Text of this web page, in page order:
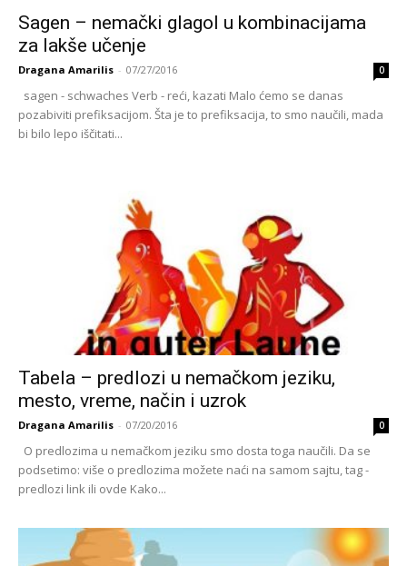
Sagen – nemački glagol u kombinacijama
za lakše učenje
Dragana Amarilis - 07/27/2016 0
sagen - schwaches Verb - reći, kazati Malo ćemo se danas
pozabiviti prefiksacijom. Šta je to prefiksacija, to smo naučili, mada
bi bilo lepo iščitati...
Tabela – predlozi u nemačkom jeziku,
mesto, vreme, način i uzrok
Dragana Amarilis - 07/20/2016 0
O predlozima u nemačkom jeziku smo dosta toga naučili. Da se
podsetimo: više o predlozima možete naći na samom sajtu, tag -
predlozi link ili ovde Kako...